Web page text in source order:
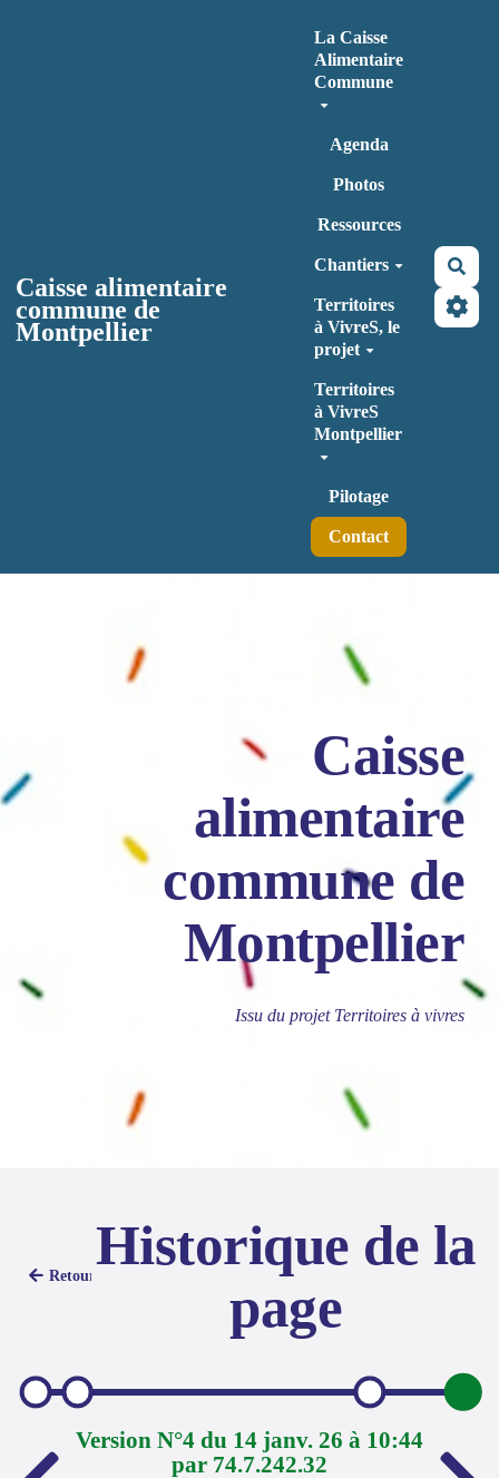
Caisse alimentaire
commune de
Montpellier
La Caisse
Alimentaire
Commune
Agenda
Photos
Ressources
Chantiers
Territoires
à VivreS, le
projet
Territoires
à VivreS
Montpellier
Pilotage
Contact
Caisse
alimentaire
commune de
Montpellier
Issu du projet Territoires à vivres
Retour Historique de la
page
Version N°4 du 14 janv. 26 à 10:44
par 74.7.242.32